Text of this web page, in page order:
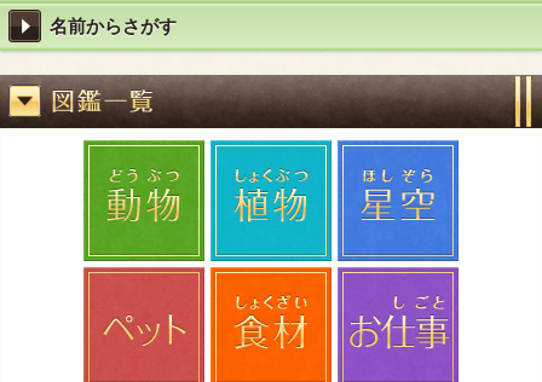
名前からさがす